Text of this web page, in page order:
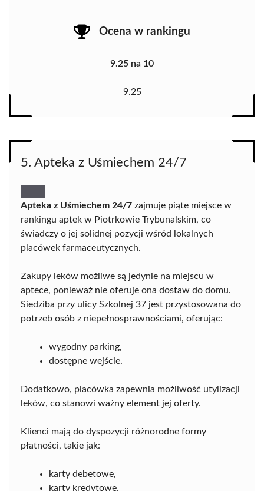
Ocena w rankingu
9.25 na 10
9.25
5. Apteka z Uśmiechem 24/7
Apteka z Uśmiechem 24/7 zajmuje piąte miejsce w
rankingu aptek w Piotrkowie Trybunalskim, co
świadczy o jej solidnej pozycji wśród lokalnych
placówek farmaceutycznych.
Zakupy leków możliwe są jedynie na miejscu w
aptece, ponieważ nie oferuje ona dostaw do domu.
Siedziba przy ulicy Szkolnej 37 jest przystosowana do
potrzeb osób z niepełnosprawnościami, oferując:
wygodny parking,
dostępne wejście.
Dodatkowo, placówka zapewnia możliwość utylizacji
leków, co stanowi ważny element jej oferty.
Klienci mają do dyspozycji różnorodne formy
płatności, takie jak:
karty debetowe,
karty kredytowe,